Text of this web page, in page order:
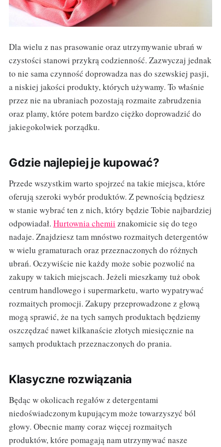
Dla wielu z nas prasowanie oraz utrzymywanie ubrań w
czystości stanowi przykrą codzienność. Zazwyczaj jednak
to nie sama czynność doprowadza nas do szewskiej pasji,
a niskiej jakości produkty, których używamy. To właśnie
przez nie na ubraniach pozostają rozmaite zabrudzenia
oraz plamy, które potem bardzo ciężko doprowadzić do
jakiegokolwiek porządku.
Gdzie najlepiej je kupować?
Przede wszystkim warto spojrzeć na takie miejsca, które
oferują szeroki wybór produktów. Z pewnością będziesz
w stanie wybrać ten z nich, który będzie Tobie najbardziej
odpowiadał. Hurtownia chemii znakomicie się do tego
nadaje. Znajdziesz tam mnóstwo rozmaitych detergentów
w wielu gramaturach oraz przeznaczonych do różnych
ubrań. Oczywiście nie każdy może sobie pozwolić na
zakupy w takich miejscach. Jeżeli mieszkamy tuż obok
centrum handlowego i supermarketu, warto wypatrywać
rozmaitych promocji. Zakupy przeprowadzone z głową
mogą sprawić, że na tych samych produktach będziemy
oszczędzać nawet kilkanaście złotych miesięcznie na
samych produktach przeznaczonych do prania.
Klasyczne rozwiązania
Będąc w okolicach regałów z detergentami
niedoświadczonym kupującym może towarzyszyć ból
głowy. Obecnie mamy coraz więcej rozmaitych
produktów, które pomagają nam utrzymywać nasze